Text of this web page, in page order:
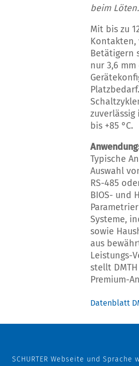
beim Löten.
Mit bis zu
Betätigern
nur 3,6
zuverlässig
bis +85 °C.
Typische
Auswahl
RS-485
BIOS- und
Systeme,
sowie
aus
Leistungs-
stellt
Premium-
Datenblatt
SCHURTER Webseite und Sprache